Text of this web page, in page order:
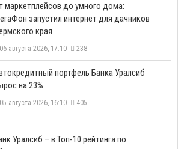
маркетплейсов до умного дома:
запустил интернет для дачников
края
06 августа 2026, 17:10 238
портфель Банка Уралсиб
на 23%
05 августа 2026, 16:10 405
Уралсиб – в Топ-10 рейтинга по